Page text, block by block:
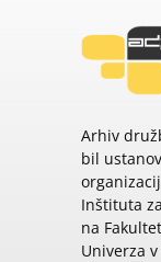
Arhiv
bil
Inštituta
na
Univerza